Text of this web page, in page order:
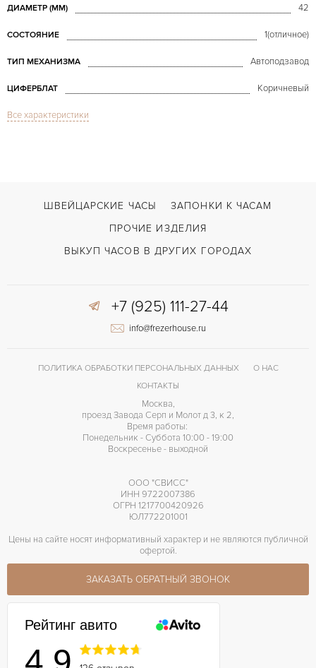
ДИАМЕТР (MM) 42
СОСТОЯНИЕ 1(отличное)
ТИП МЕХАНИЗМА Автоподзавод
ЦИФЕРБЛАТ Коричневый
СТЕКЛО
Двойной сложности застежка
Все характеристики
ШВЕЙЦАРСКИЕ ЧАСЫ
ЗАПОНКИ К ЧАСАМ
ПРОЧИЕ ИЗДЕЛИЯ
ВЫКУП ЧАСОВ В ДРУГИХ ГОРОДАХ
+7 (925) 111-27-44
info@frezerhouse.ru
ПОЛИТИКА ОБРАБОТКИ ПЕРСОНАЛЬНЫХ ДАННЫХ
О НАС
КОНТАКТЫ
Москва,
проезд Завода Серп и Молот д 3, к 2,
Время работы:
Понедельник - Суббота 10:00 - 19:00
Воскресенье - выходной
ООО "СВИСС"
ИНН 9722007386
ОГРН 1217700420926
ЮЛ772201001
Цены на сайте носят информативный характер и не являются публичной
офертой.
ЗАКАЗАТЬ ОБРАТНЫЙ ЗВОНОК
Рейтинг авито